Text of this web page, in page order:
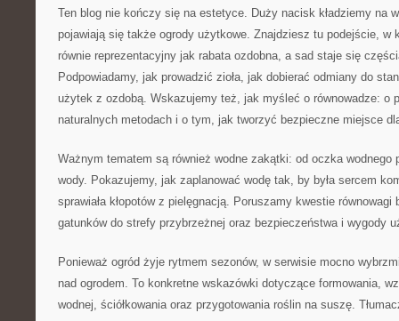
Ten blog nie kończy się na estetyce. Duży nacisk kładziemy na
pojawiają się także ogrody użytkowe. Znajdziesz tu podejście, w
równie reprezentacyjny jak rabata ozdobna, a sad staje się
Podpowiadamy, jak prowadzić zioła, jak dobierać odmiany do
użytek z ozdobą. Wskazujemy też, jak myśleć o równowadze: o
naturalnych metodach i o tym, jak tworzyć bezpieczne miejsce
Ważnym tematem są również wodne zakątki: od oczka wodnego
wody. Pokazujemy, jak zaplanować wodę tak, by była sercem
sprawiała kłopotów z pielęgnacją. Poruszamy kwestie równowagi
gatunków do strefy przybrzeżnej oraz bezpieczeństwa i wygody
Ponieważ ogród żyje rytmem sezonów, w serwisie mocno
nad ogrodem. To konkretne wskazówki dotyczące formowania,
wodnej, ściółkowania oraz przygotowania roślin na suszę.